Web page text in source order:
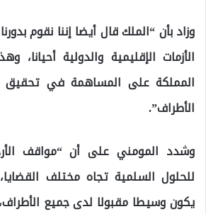
وزاد بأن “الملك قال أيضا إننا نقوم
الأزمات الإقليمية والدولية
المملكة على المساهمة في تحقيق
الأطراف”.
وشدد المومني على أن “مواقف
للحلول السلمية تجاه مختلف
يكون وسيطا مقبولا لدى جميع